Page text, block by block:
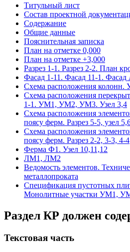
Титульный лист
Состав проектной
Содержание
Общие данные
Пояснительная записка
План на отметке 0,000
План на отметке +3,000
Разрез 1-1. Разрез 2-2. План
Фасад 1-11. Фасад 11-1.
Схема расположения колонн.
Схема расположения
1-1. УМ1, УМ2, УМ3. Узел 3,4
Схема расположения
поясу ферм. Разрез 5-5, узел
Схема расположения
поясу ферм. Разрез 2-2, 3-3, 4-4
Ферма Ф1. Узел 10,11,12
ЛМ1, ЛМ2
Ведомость элементов.
металлопроката
Спецификация пустотных
Монолитные участки УМ1,
Раздел КР должен
Текстовая часть